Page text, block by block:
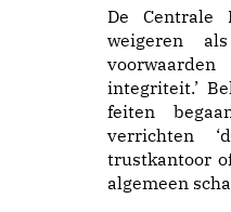
De Centrale
weigeren
integriteit.’
feiten
verrichten
trustkantoor
algemeen